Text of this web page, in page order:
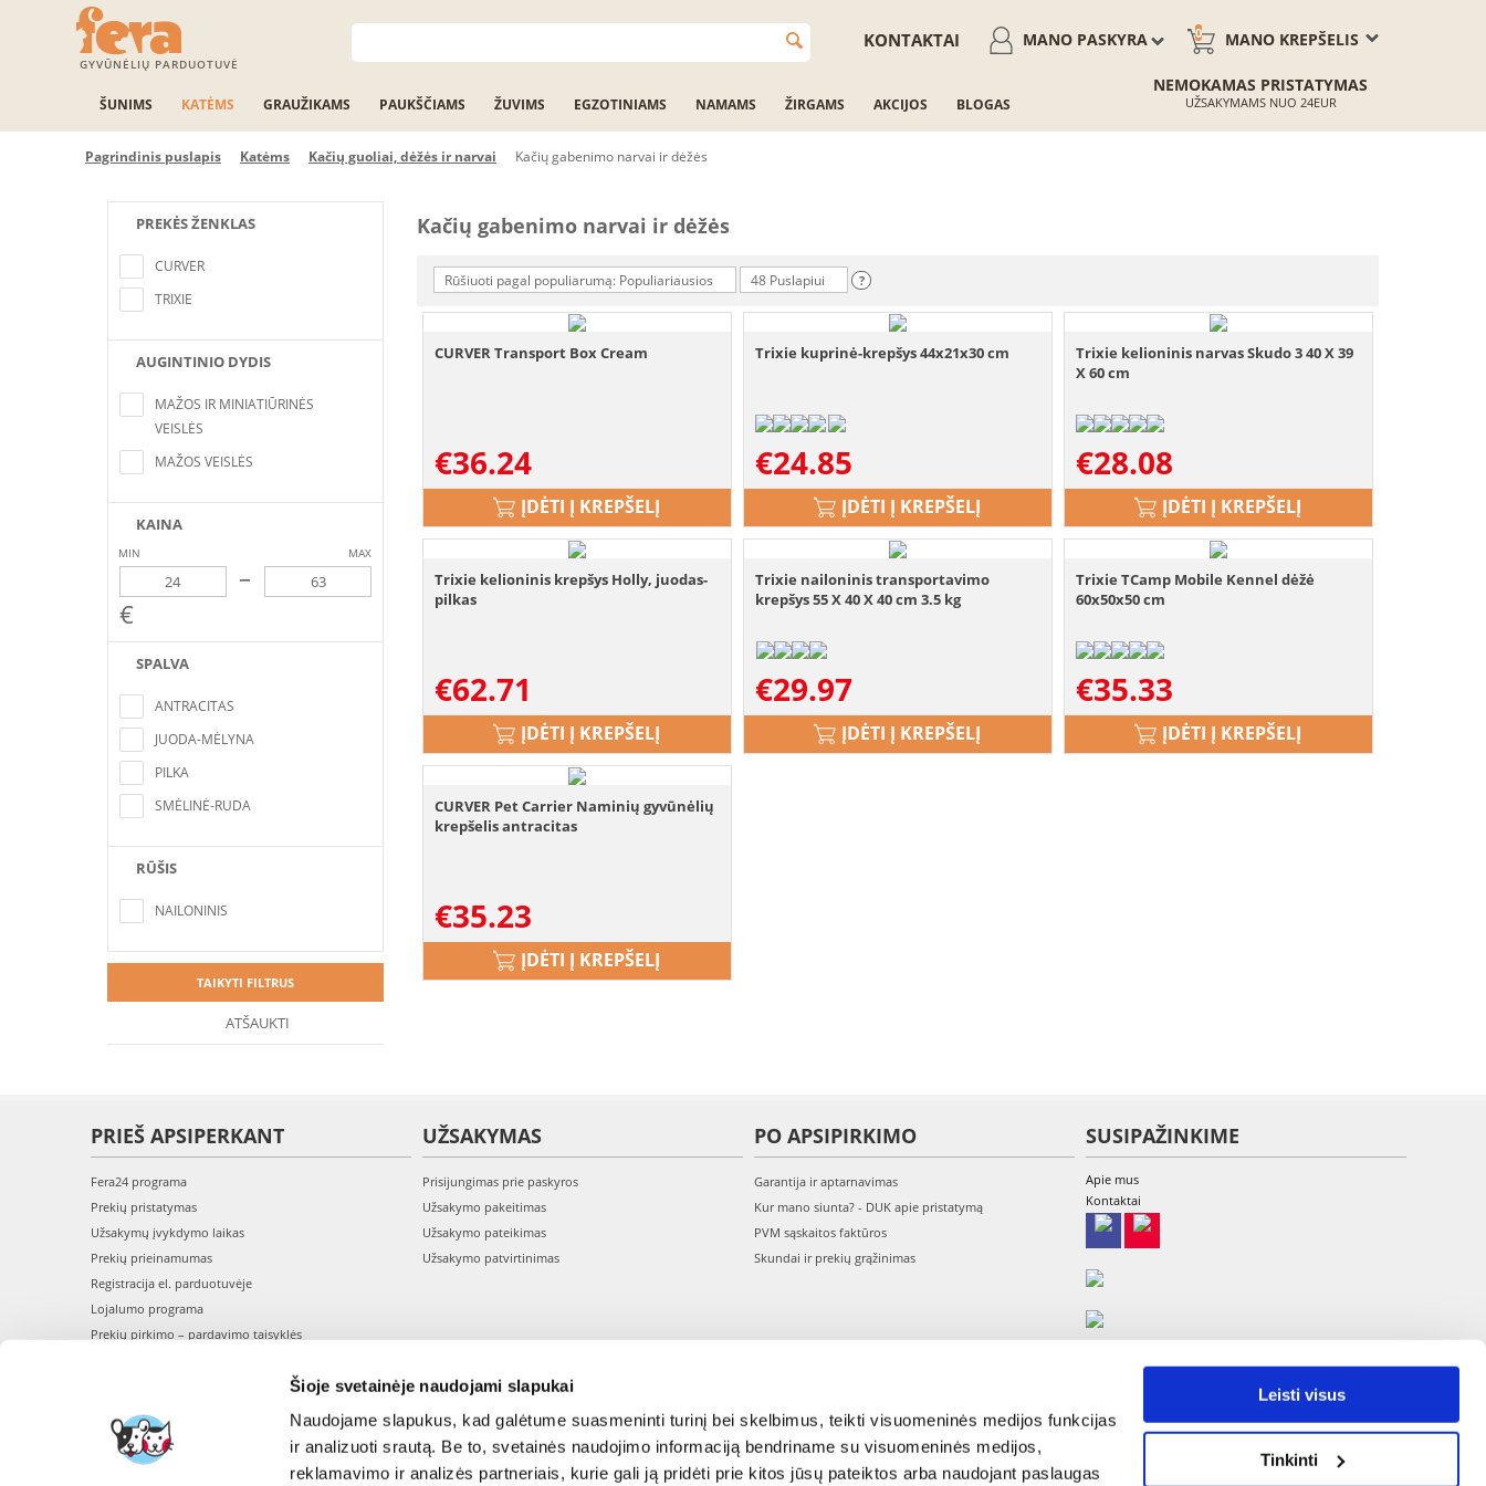
Šioje svetainėje naudojami slapukai
Naudojame slapukus, kad galėtume suasmeninti turinį bei skelbimus, teikti visuomeninės medijos funkcijas
ir analizuoti srautą. Be to, svetainės naudojimo informaciją bendriname su visuomeninės medijos,
reklamavimo ir analizės partneriais, kurie gali ją pridėti prie kitos jūsų pateiktos arba naudojant paslaugas
Leisti visus
Tinkinti
GYVŪNĖLIŲ PARDUOTUVĖ
MANO KREPŠELIS
0
MANO PASKYRA
KONTAKTAI
ŠUNIMS KATĖMS GRAUŽIKAMS PAUKŠČIAMS ŽUVIMS EGZOTINIAMS NAMAMS ŽIRGAMS AKCIJOS BLOGAS
NEMOKAMAS PRISTATYMAS
UŽSAKYMAMS NUO 24EUR
Pagrindinis puslapis Katėms Kačių guoliai, dėžės ir narvai Kačių gabenimo narvai ir dėžės
PREKĖS ŽENKLAS
CURVER
TRIXIE
AUGINTINIO DYDIS
kriterijus
MAŽOS IR MINIATIŪRINĖS
VEISLĖS
MAŽOS VEISLĖS
KAINA
MIN MAX
–
€
SPALVA
kriterijus
ANTRACITAS
JUODA-MĖLYNA
PILKA
SMĖLINĖ-RUDA
RŪŠIS
kriterijus
NAILONINIS
TAIKYTI FILTRUS
ATŠAUKTI
Kačių gabenimo narvai ir dėžės
Rūšiuoti pagal populiarumą: Populiariausios 48 Puslapiui ?
CURVER Transport Box Cream
€36.24
ĮDĖTI Į KREPŠELĮ
Trixie kuprinė-krepšys 44x21x30 cm
€24.85
ĮDĖTI Į KREPŠELĮ
Trixie kelioninis narvas Skudo 3 40 X 39
X 60 cm
€28.08
ĮDĖTI Į KREPŠELĮ
Trixie kelioninis krepšys Holly, juodas-
pilkas
€62.71
ĮDĖTI Į KREPŠELĮ
Trixie nailoninis transportavimo
krepšys 55 X 40 X 40 cm 3.5 kg
€29.97
ĮDĖTI Į KREPŠELĮ
Trixie TCamp Mobile Kennel dėžė
60x50x50 cm
€35.33
ĮDĖTI Į KREPŠELĮ
CURVER Pet Carrier Naminių gyvūnėlių
krepšelis antracitas
€35.23
ĮDĖTI Į KREPŠELĮ
PRIEŠ APSIPERKANT
Fera24 programa
Prekių pristatymas
Užsakymų įvykdymo laikas
Prekių prieinamumas
Registracija el. parduotuvėje
Lojalumo programa
Prekių pirkimo – pardavimo taisyklės
UŽSAKYMAS
Prisijungimas prie paskyros
Užsakymo pakeitimas
Užsakymo pateikimas
Užsakymo patvirtinimas
PO APSIPIRKIMO
Garantija ir aptarnavimas
Kur mano siunta? - DUK apie pristatymą
PVM sąskaitos faktūros
Skundai ir prekių grąžinimas
SUSIPAŽINKIME
Apie mus
Kontaktai
UAB Etina, A. Goštauto g. 8-220, LT-01108 Vilnius
Tel: +370 700 449 79, El.paštas: